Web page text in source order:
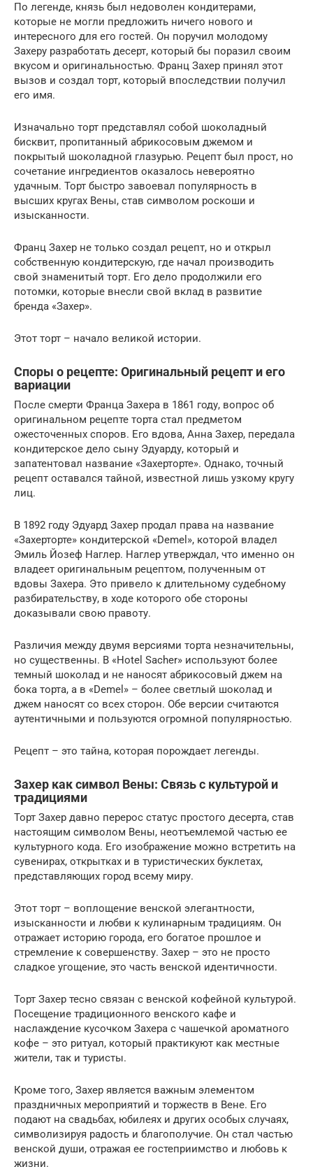
По легенде, князь был недоволен кондитерами,
которые не могли предложить ничего нового и
интересного для его гостей. Он поручил молодому
Захеру разработать десерт, который бы поразил своим
вкусом и оригинальностью. Франц Захер принял этот
вызов и создал торт, который впоследствии получил
его имя.
Изначально торт представлял собой шоколадный
бисквит, пропитанный абрикосовым джемом и
покрытый шоколадной глазурью. Рецепт был прост, но
сочетание ингредиентов оказалось невероятно
удачным. Торт быстро завоевал популярность в
высших кругах Вены, став символом роскоши и
изысканности.
Франц Захер не только создал рецепт, но и открыл
собственную кондитерскую, где начал производить
свой знаменитый торт. Его дело продолжили его
потомки, которые внесли свой вклад в развитие
бренда «Захер».
Этот торт – начало великой истории.
Споры о рецепте: Оригинальный рецепт и его
вариации
После смерти Франца Захера в 1861 году, вопрос об
оригинальном рецепте торта стал предметом
ожесточенных споров. Его вдова, Анна Захер, передала
кондитерское дело сыну Эдуарду, который и
запатентовал название «Захерторте». Однако, точный
рецепт оставался тайной, известной лишь узкому кругу
лиц.
В 1892 году Эдуард Захер продал права на название
«Захерторте» кондитерской «Demel», которой владел
Эмиль Йозеф Наглер. Наглер утверждал, что именно он
владеет оригинальным рецептом, полученным от
вдовы Захера. Это привело к длительному судебному
разбирательству, в ходе которого обе стороны
доказывали свою правоту.
Различия между двумя версиями торта незначительны,
но существенны. В «Hotel Sacher» используют более
темный шоколад и не наносят абрикосовый джем на
бока торта, а в «Demel» – более светлый шоколад и
джем наносят со всех сторон. Обе версии считаются
аутентичными и пользуются огромной популярностью.
Рецепт – это тайна, которая порождает легенды.
Захер как символ Вены: Связь с культурой и
традициями
Торт Захер давно перерос статус простого десерта, став
настоящим символом Вены, неотъемлемой частью ее
культурного кода. Его изображение можно встретить на
сувенирах, открытках и в туристических буклетах,
представляющих город всему миру.
Этот торт – воплощение венской элегантности,
изысканности и любви к кулинарным традициям. Он
отражает историю города, его богатое прошлое и
стремление к совершенству. Захер – это не просто
сладкое угощение, это часть венской идентичности.
Торт Захер тесно связан с венской кофейной культурой.
Посещение традиционного венского кафе и
наслаждение кусочком Захера с чашечкой ароматного
кофе – это ритуал, который практикуют как местные
жители, так и туристы.
Кроме того, Захер является важным элементом
праздничных мероприятий и торжеств в Вене. Его
подают на свадьбах, юбилеях и других особых случаях,
символизируя радость и благополучие. Он стал частью
венской души, отражая ее гостеприимство и любовь к
жизни.